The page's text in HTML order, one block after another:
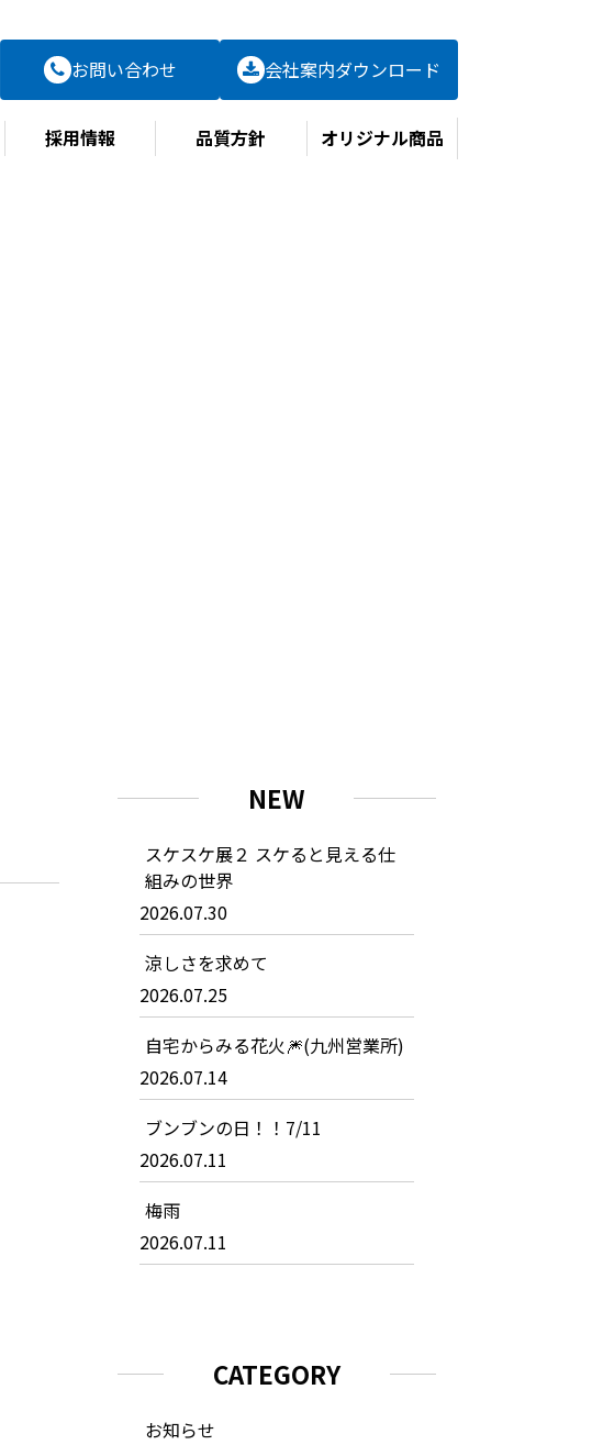
お問い合わせ 会社案内ダウンロード
採用情報 品質方針 オリジナル商品
NEW
スケスケ展２ スケると見える仕
組みの世界
2026.07.30
涼しさを求めて
2026.07.25
自宅からみる花火🎆(九州営業所)
2026.07.14
ブンブンの日！！7/11
2026.07.11
梅雨
2026.07.11
CATEGORY
お知らせ